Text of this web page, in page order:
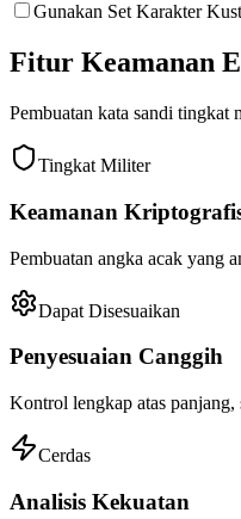
Gunakan Set Karakter
Fitur Keamanan
Pembuatan kata sandi tingkat
Tingkat Militer
Keamanan
Pembuatan angka acak yang
Dapat Disesuaikan
Penyesuaian Canggih
Kontrol lengkap atas panjang,
Cerdas
Analisis Kekuatan